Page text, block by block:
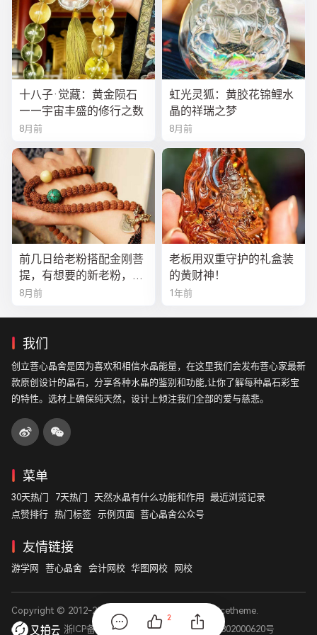
十八子·觉藏：黄金陨石
——宇宙丰盛的修行之数
8月前
虹光灵狐：黄胶花锦鲤水
晶的祥瑞之梦
8月前
前几日给老粉搭配金刚菩
提，有想要的新老粉，都
可以来排队
8月前
老板用双重守护的礼盒装
的黄财神！
1年前
2
我们
创立菩心晶舍是因为喜欢和相信水晶能量，在这里我们会发布菩心家最新
款原创设计的晶石，分享各种水晶的鉴别和功能,让你了解每种晶石彩宝
的特性。选材上确保纯天然，设计上倾注我们全部的爱与慈悲。
菜单
30天热门 7天热门 天然水晶有什么功能和作用
最近浏览记录
点赞排行 热门标签 示例页面 菩心晶舍公众号
友情链接
游学网 菩心晶舍 会计网校 华图网校 网校
Copyright © 2012-2026 nicetheme
浙ICP备14003531号
浙公网安备 33011802000620号